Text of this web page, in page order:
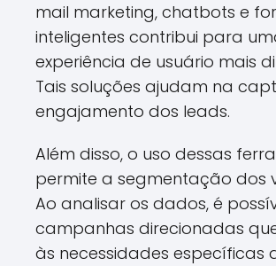
mail marketing, chatbots e
inteligentes contribui para
experiência de usuário mais
Tais soluções ajudam na
engajamento dos leads.
Além disso, o uso dessas
permite a segmentação dos
Ao analisar os dados, é
campanhas direcionadas
às necessidades específicas